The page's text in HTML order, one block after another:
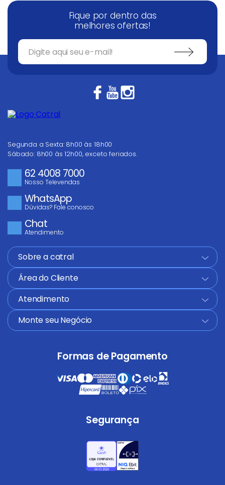
Fique por dentro das
melhores ofertas!
Segunda a Sexta: 8h00 às 18h00
Sábado: 8h00 às 12h00, exceto feriados.
62 4008 7000
Nosso Televendas
WhatsApp
Dúvidas? Fale conosco
Chat
Atendimento
Sobre a catral
+
Área do Cliente
+
Atendimento
+
Monte seu Negócio
+
Formas de Pagamento
Segurança